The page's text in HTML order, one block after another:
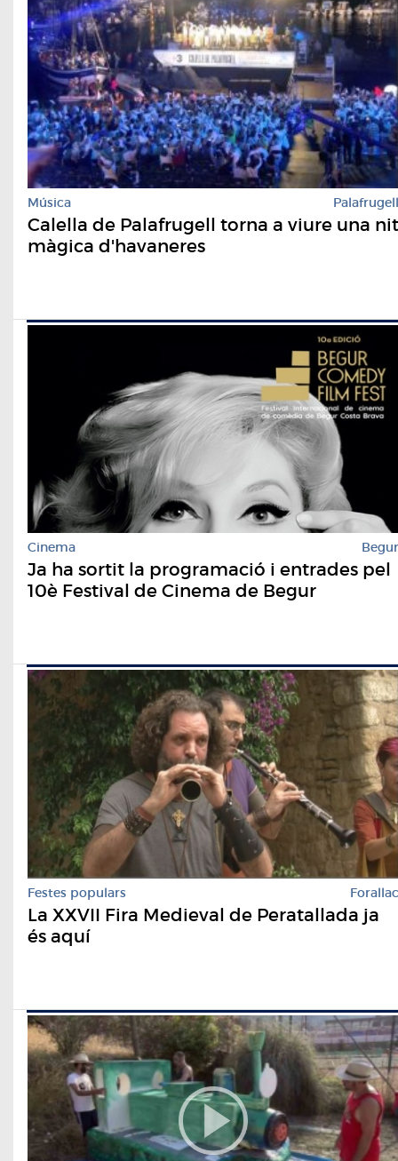
Música Palafrugell
Calella de Palafrugell torna a viure una nit
màgica d'havaneres
Cinema Begur
Ja ha sortit la programació i entrades pel
10è Festival de Cinema de Begur
Festes populars Forallac
La XXVII Fira Medieval de Peratallada ja
és aquí